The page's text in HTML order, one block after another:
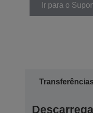
Ir para o
Transferências